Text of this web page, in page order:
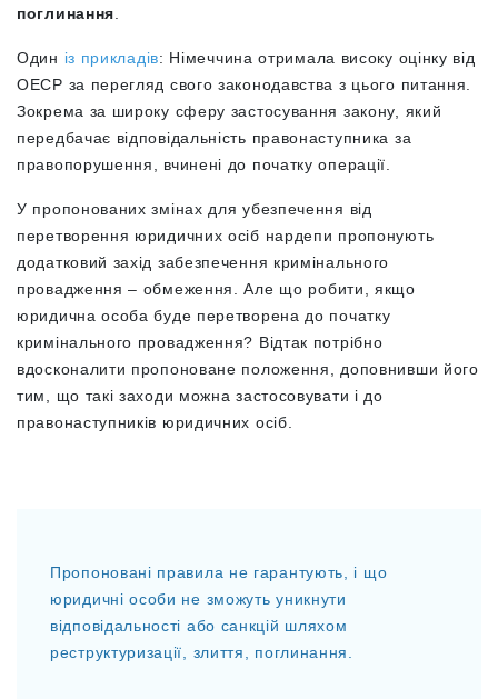
поглинання
Один із прикладів: Німеччина отримала високу оцінку від
ОЕСР за перегляд свого законодавства з цього питання.
Зокрема за широку сферу застосування закону, який
передбачає відповідальність правонаступника за
правопорушення, вчинені до початку операції.
У пропонованих змінах для убезпечення від
перетворення юридичних осіб нардепи пропонують
додатковий захід забезпечення кримінального
провадження – обмеження. Але що робити, якщо
юридична особа буде перетворена до початку
кримінального провадження? Відтак потрібно
вдосконалити пропоноване положення, доповнивши його
тим, що такі заходи можна застосовувати і до
правонаступників юридичних осіб.
Пропоновані правила не гарантують, і що
юридичні особи не зможуть уникнути
відповідальності або санкцій шляхом
реструктуризації, злиття, поглинання.